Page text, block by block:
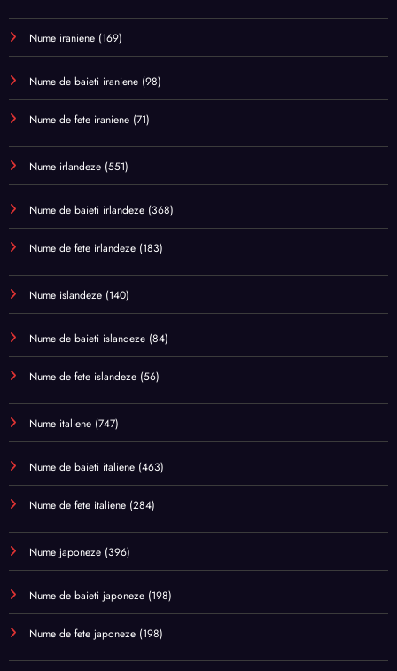
Nume iraniene (169)
Nume de baieti iraniene (98)
Nume de fete iraniene (71)
Nume irlandeze (551)
Nume de baieti irlandeze (368)
Nume de fete irlandeze (183)
Nume islandeze (140)
Nume de baieti islandeze (84)
Nume de fete islandeze (56)
Nume italiene (747)
Nume de baieti italiene (463)
Nume de fete italiene (284)
Nume japoneze (396)
Nume de baieti japoneze (198)
Nume de fete japoneze (198)